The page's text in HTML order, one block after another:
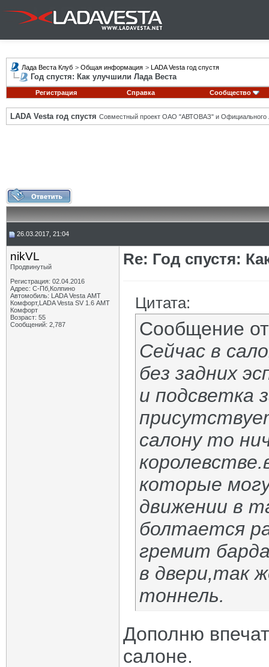
Лада Веста Клуб > Общая информация > LADA Vesta год спустя
Год спустя: Как улучшили Лада Веста
Регистрация Справка Сообщество
LADA Vesta год спустя Совместный проект ОАО "АВТОВАЗ" и Официального
26.03.2017, 21:04
nikVL
Продвинутый
Регистрация: 02.04.2016
Адрес: С-Пб,Колпино
Автомобиль: LADA Vesta АМТ
Комфорт,LADA Vesta SV 1.6 АМТ
Комфорт
Возраст: 55
Сообщений: 2,787
Re: Год спустя:
Цитата:
Сообщение
Сейчас в
без задних
и подсветка
салону то
которые
движении в
болтается
гремит
в двери,так
тоннель.
Дополню
салоне.